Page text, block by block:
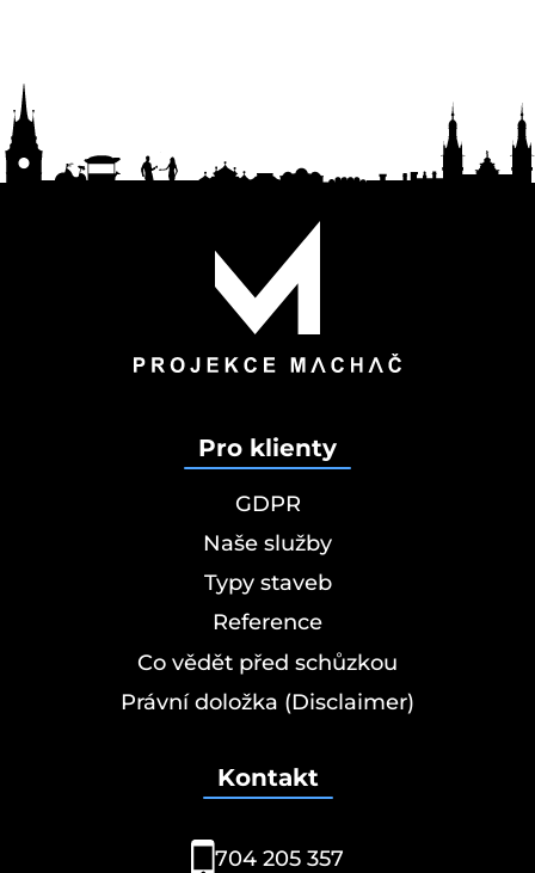
Pro klienty
GDPR
Naše služby
Typy staveb
Reference
Co vědět před schůzkou
Právní doložka (Disclaimer)
Kontakt
704 205 357